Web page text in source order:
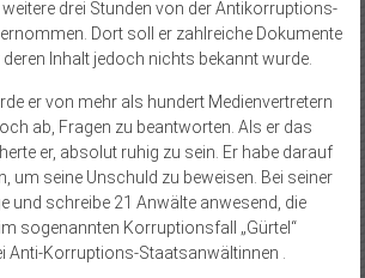
drei Stunden von der Antikorruptions-
Dort soll er zahlreiche Dokumente
Inhalt jedoch nichts bekannt wurde.
er von mehr als hundert Medienvertretern
ab, Fragen zu beantworten. Als er das
er, absolut ruhig zu sein. Er habe darauf
um seine Unschuld zu beweisen. Bei seiner
und schreibe 21 Anwälte anwesend, die
sogenannten Korruptionsfall „Gürtel“
Anti-Korruptions-Staatsanwältinnen .